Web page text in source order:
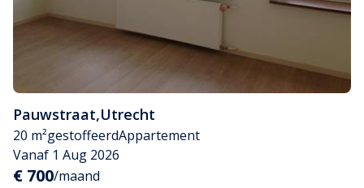
Pauwstraat,Utrecht
20 m²gestoffeerdAppartement
Vanaf 1 Aug 2026
€ 700/maand